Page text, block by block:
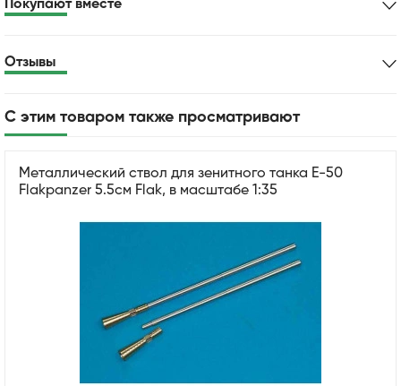
Покупают вместе
Отзывы
С этим товаром также просматривают
Металлический ствол для зенитного танка E-50
Flakpanzer 5.5см Flak, в масштабе 1:35